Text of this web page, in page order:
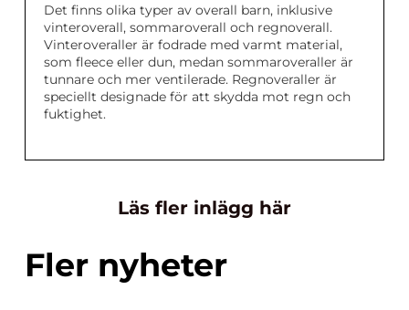
Det finns olika typer av overall barn, inklusive
vinteroverall, sommaroverall och regnoverall.
Vinteroveraller är fodrade med varmt material,
som fleece eller dun, medan sommaroveraller är
tunnare och mer ventilerade. Regnoveraller är
speciellt designade för att skydda mot regn och
fuktighet.
Läs fler inlägg här
Fler nyheter